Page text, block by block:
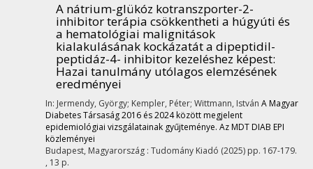
A nátrium-glükóz kotranszporter-2-
inhibitor terápia csökkentheti a húgyúti és
a hematológiai malignitások
kialakulásának kockázatát a dipeptidil-
peptidáz-4- inhibitor kezeléshez képest:
Hazai tanulmány utólagos elemzésének
eredményei
In: Jermendy, György; Kempler, Péter; Wittmann, István A Magyar
Diabetes Társaság 2016 és 2024 között megjelent
epidemiológiai vizsgálatainak gyűjteménye. Az MDT DIAB EPI
közleményei
Budapest, Magyarország : Tudomány Kiadó (2025) pp. 167-179.
, 13 p.